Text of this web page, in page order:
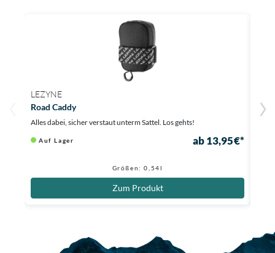
LEZYNE
Road Caddy
Alles dabei, sicher verstaut unterm Sattel. Los gehts!
Auf Lager ab 13,95 €*
Größen: 0,54l
Zum Produkt